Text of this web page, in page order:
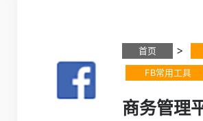
首页 >
FB常用工具
商务管理